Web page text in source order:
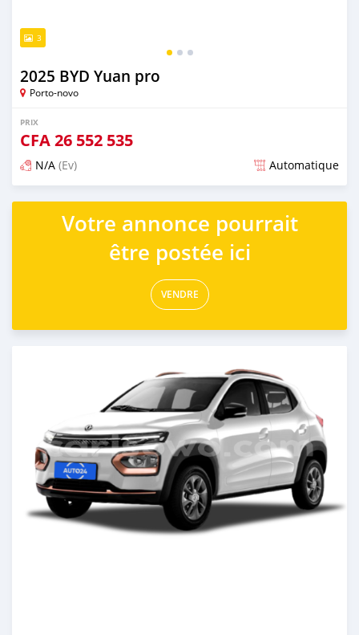
3
2025 BYD Yuan pro
Porto-novo
PRIX
CFA26 552 535
N/A (Ev) Automatique
Publié il y a plus d'un an
Votre annonce pourrait
être postée ici
VENDRE